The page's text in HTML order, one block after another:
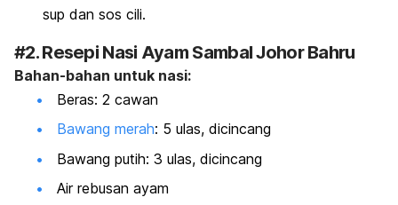
sup dan sos cili.
#2. Resepi Nasi Ayam Sambal Johor Bahru
Bahan-bahan untuk nasi:
Beras: 2 cawan
Bawang merah: 5 ulas, dicincang
Bawang putih: 3 ulas, dicincang
Air rebusan ayam